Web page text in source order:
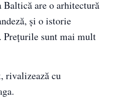
are o arhitectură
și o istorie
sunt mai mult
rivalizează cu